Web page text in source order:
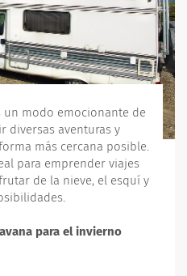
un modo emocionante de
diversas aventuras y
más cercana posible.
para emprender viajes
de la nieve, el esquí y
para el invierno